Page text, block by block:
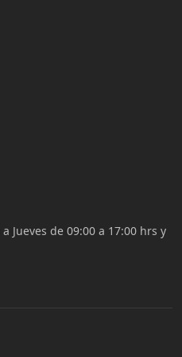
Jueves de 09:00 a 17:00 hrs y